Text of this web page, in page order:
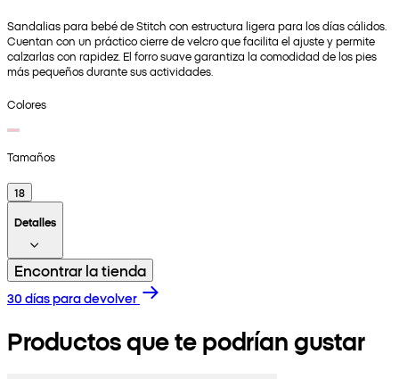
Sandalias para bebé de Stitch con estructura ligera para los días cálidos.
Cuentan con un práctico cierre de velcro que facilita el ajuste y permite
calzarlas con rapidez. El forro suave garantiza la comodidad de los pies
más pequeños durante sus actividades.
Colores
Tamaños
18
Detalles
Encontrar la tienda
30 días para devolver
Productos que te podrían gustar